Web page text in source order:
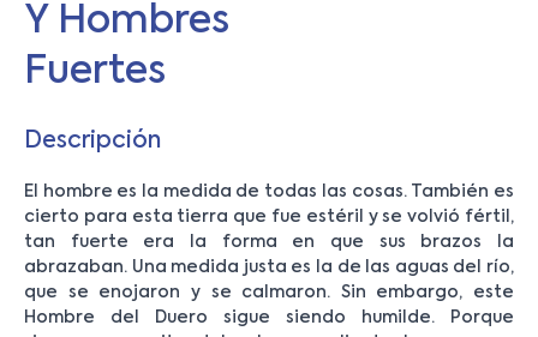
Y Hombres
Fuertes
Descripción
El hombre es la medida de todas las cosas. También es
cierto para esta tierra que fue estéril y se volvió fértil,
tan fuerte era la forma en que sus brazos la
abrazaban. Una medida justa es la de las aguas del río,
que se enojaron y se calmaron. Sin embargo, este
Hombre del Duero sigue siendo humilde. Porque